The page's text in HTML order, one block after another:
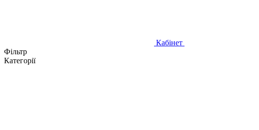
Кабінет
Фільтр
Категорії